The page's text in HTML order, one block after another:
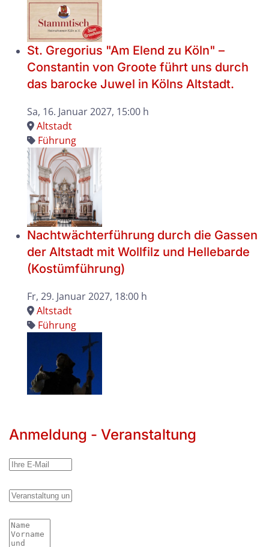
St. Gregorius "Am Elend zu Köln" –
Constantin von Groote führt uns durch
das barocke Juwel in Kölns Altstadt.
Sa, 16. Januar 2027, 15:00 h
Altstadt
Führung
Nachtwächterführung durch die Gassen
der Altstadt mit Wollfilz und Hellebarde
(Kostümführung)
Fr, 29. Januar 2027, 18:00 h
Altstadt
Führung
Anmeldung - Veranstaltung
Ihre E-Mail
Veranstaltung und Datum
Name Vorname und evtl. Infos